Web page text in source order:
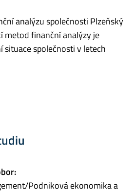
analýzu společnosti Plzeňský
metod finanční analýzy je
společnosti v letech
Podniková ekonomika a